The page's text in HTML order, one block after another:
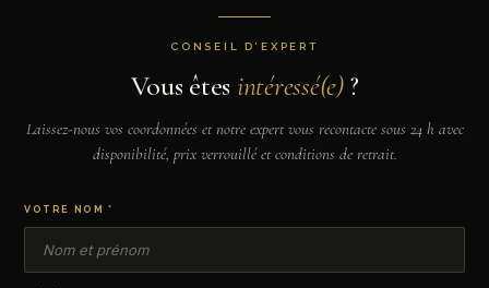
CONSEIL D’EXPERT
Vous êtes intéressé(e)?
Laissez-nous vos coordonnées et notre expert vous recontacte sous 24 h avec
disponibilité, prix verrouillé et conditions de retrait.
VOTRE NOM *